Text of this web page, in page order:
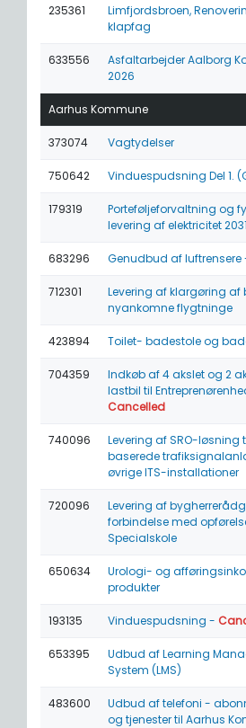
235361
Limfjordsbroen,
klapfag
633556
Asfaltarbejder Aalborg
2026
Aarhus Kommune
373074 Vagtydelser
750642 Vinduespudsning Del 1.
179319
Porteføljeforvaltning og
levering af elektricitet
683296 Genudbud af luftrensere
712301
Levering af klargøring af
nyankomne flygtninge
423894 Toilet- badestole og
704359
Indkøb af 4 akslet og 2
lastbil til
Cancelled
740096
Levering af SRO-løsning
baserede
øvrige ITS-installationer
720096
Levering af
forbindelse med
Specialskole
650634
Urologi- og
produkter
193135 Vinduespudsning -
653395
Udbud af Learning
System (LMS)
483600
Udbud af telefoni -
og tjenester til Aarhus